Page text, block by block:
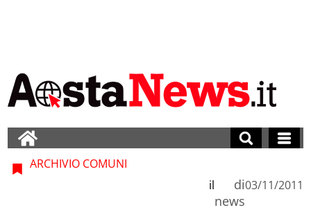
ARCHIVIO COMUNI
di
news
il 03/11/2011